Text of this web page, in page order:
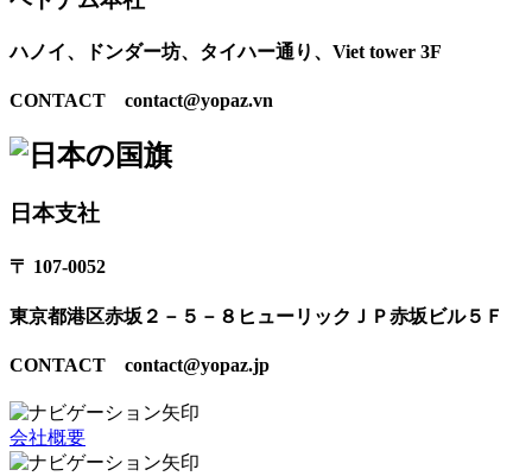
ハノイ、ドンダー坊、タイハー通り、Viet tower 3F
CONTACT contact@yopaz.vn
日本支社
〒 107-0052
東京都港区赤坂２－５－８ヒューリックＪＰ赤坂ビル５Ｆ
CONTACT contact@yopaz.jp
会社概要